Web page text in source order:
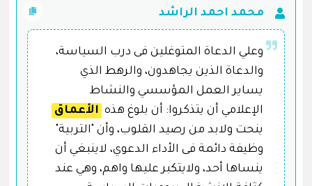
محمد احمد الراشد
وعلي الدعاة المتوغلين فى درب السياسة،
والدعاة الذين يجاهدون، والرهط الذي
يساير العمل المؤسسي والنشاط
الإعلامي أن يتذكروا: أن بلوغ هذه الأعماق
ينحت ولابد من رصيد القلوب، وأن "التربية"
وظيفة دائمة فى الأداء الدعوي، لاينبغي أن
ينساها أحد، ولايتكبر عليها واهم، وهي عند